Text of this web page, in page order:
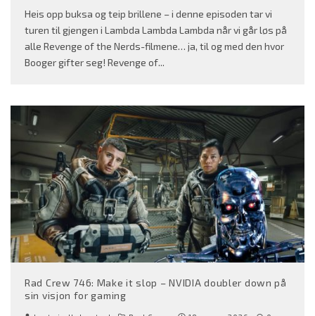
Heis opp buksa og teip brillene – i denne episoden tar vi
turen til gjengen i Lambda Lambda Lambda når vi går løs på
alle Revenge of the Nerds-filmene… ja, til og med den hvor
Booger gifter seg! Revenge of...
Rad Crew 746: Make it slop – NVIDIA doubler down på
sin visjon for gaming